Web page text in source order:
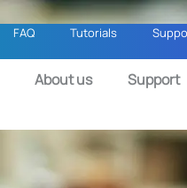
FAQ Tutorials
About us Support